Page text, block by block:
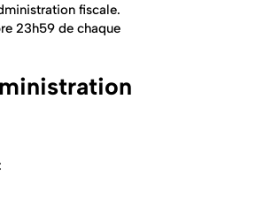
fiscale.
23h59 de chaque